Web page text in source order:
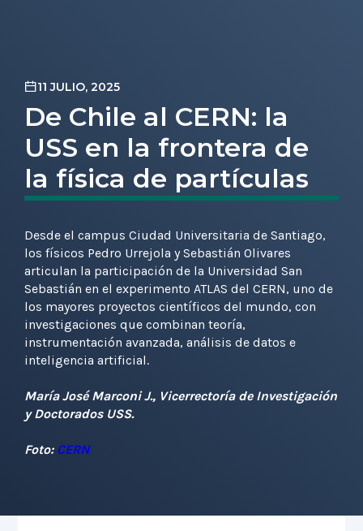
11 JULIO, 2025
De Chile al CERN: la
USS en la frontera de
la física de partículas
Desde el campus Ciudad Universitaria de Santiago,
los físicos Pedro Urrejola y Sebastián Olivares
articulan la participación de la Universidad San
Sebastián en el experimento ATLAS del CERN, uno de
los mayores proyectos científicos del mundo, con
investigaciones que combinan teoría,
instrumentación avanzada, análisis de datos e
inteligencia artificial.
María José Marconi J., Vicerrectoría de Investigación
y Doctorados USS.
Foto: CERN